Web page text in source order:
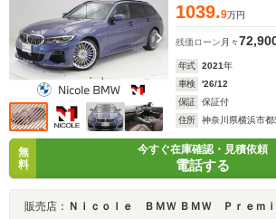
1039.9万円
残価ローン 月々
年式 2021年
車検
'26/12
保証
保証付
住所
神奈川県横浜市都
無
料
今すぐ在庫確認・見積依頼
電話する
販売店： Ｎｉｃｏｌｅ ＢＭＷ ＢＭＷ Ｐｒｅｍｉｕｍ Ｓｅｌｅｃ